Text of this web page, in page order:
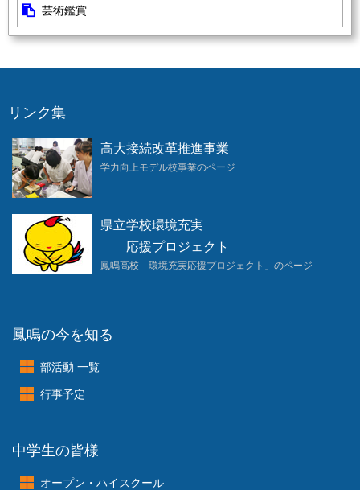
芸術鑑賞
リンク集
高大接続改革推進事業
学力向上モデル校事業のページ
県立学校環境充実
応援プロジェクト
鳳鳴高校「環境充実応援プロジェクト」のページ
鳳鳴の今を知る
部活動 一覧
行事予定
中学生の皆様
オープン・ハイスクール